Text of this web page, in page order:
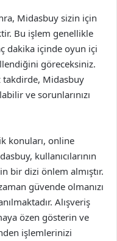
Midasbuy sizin için
Bu işlem genellikle
dakika içinde oyun içi
göreceksiniz.
takdirde, Midasbuy
ve sorunlarınızı
konuları, online
kullanıcılarının
bir dizi önlem almıştır.
güvende olmanızı
Alışveriş
özen gösterin ve
işlemlerinizi